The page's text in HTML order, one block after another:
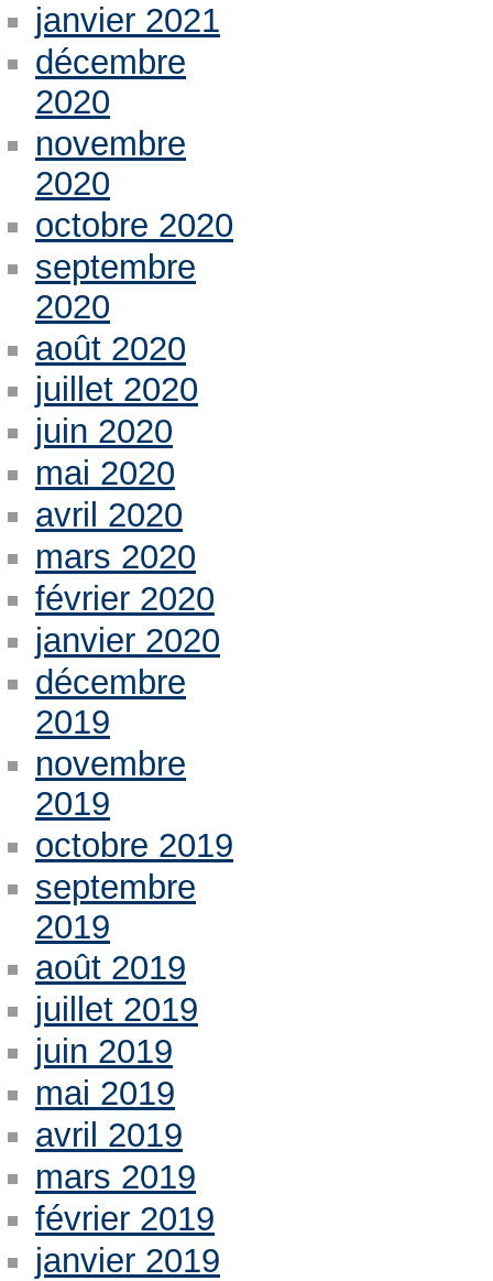
janvier 2021
décembre
2020
novembre
2020
octobre 2020
septembre
2020
août 2020
juillet 2020
juin 2020
mai 2020
avril 2020
mars 2020
février 2020
janvier 2020
décembre
2019
novembre
2019
octobre 2019
septembre
2019
août 2019
juillet 2019
juin 2019
mai 2019
avril 2019
mars 2019
février 2019
janvier 2019